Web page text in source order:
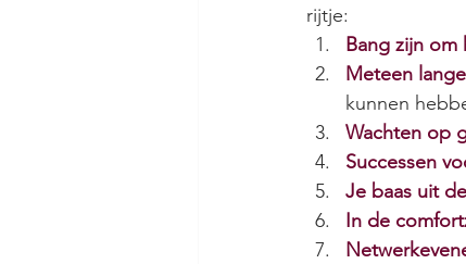
rijtje:
Bang zijn om
Meteen
kunnen
Wachten op
Successen
Je baas uit
In de